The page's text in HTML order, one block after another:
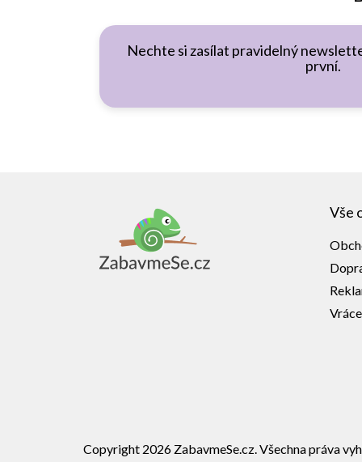
Nechte si zasílat pravidelný
první.
Vše
Copyright 2026 ZabavmeSe.cz . Všechna práva